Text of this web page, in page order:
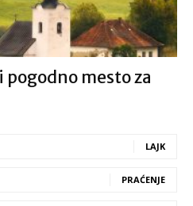
pogodno mesto za
LAJK
PRAĆENJE